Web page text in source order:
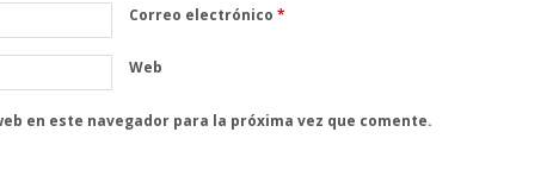
Correo electrónico *
Web
en este navegador para la próxima vez que comente.